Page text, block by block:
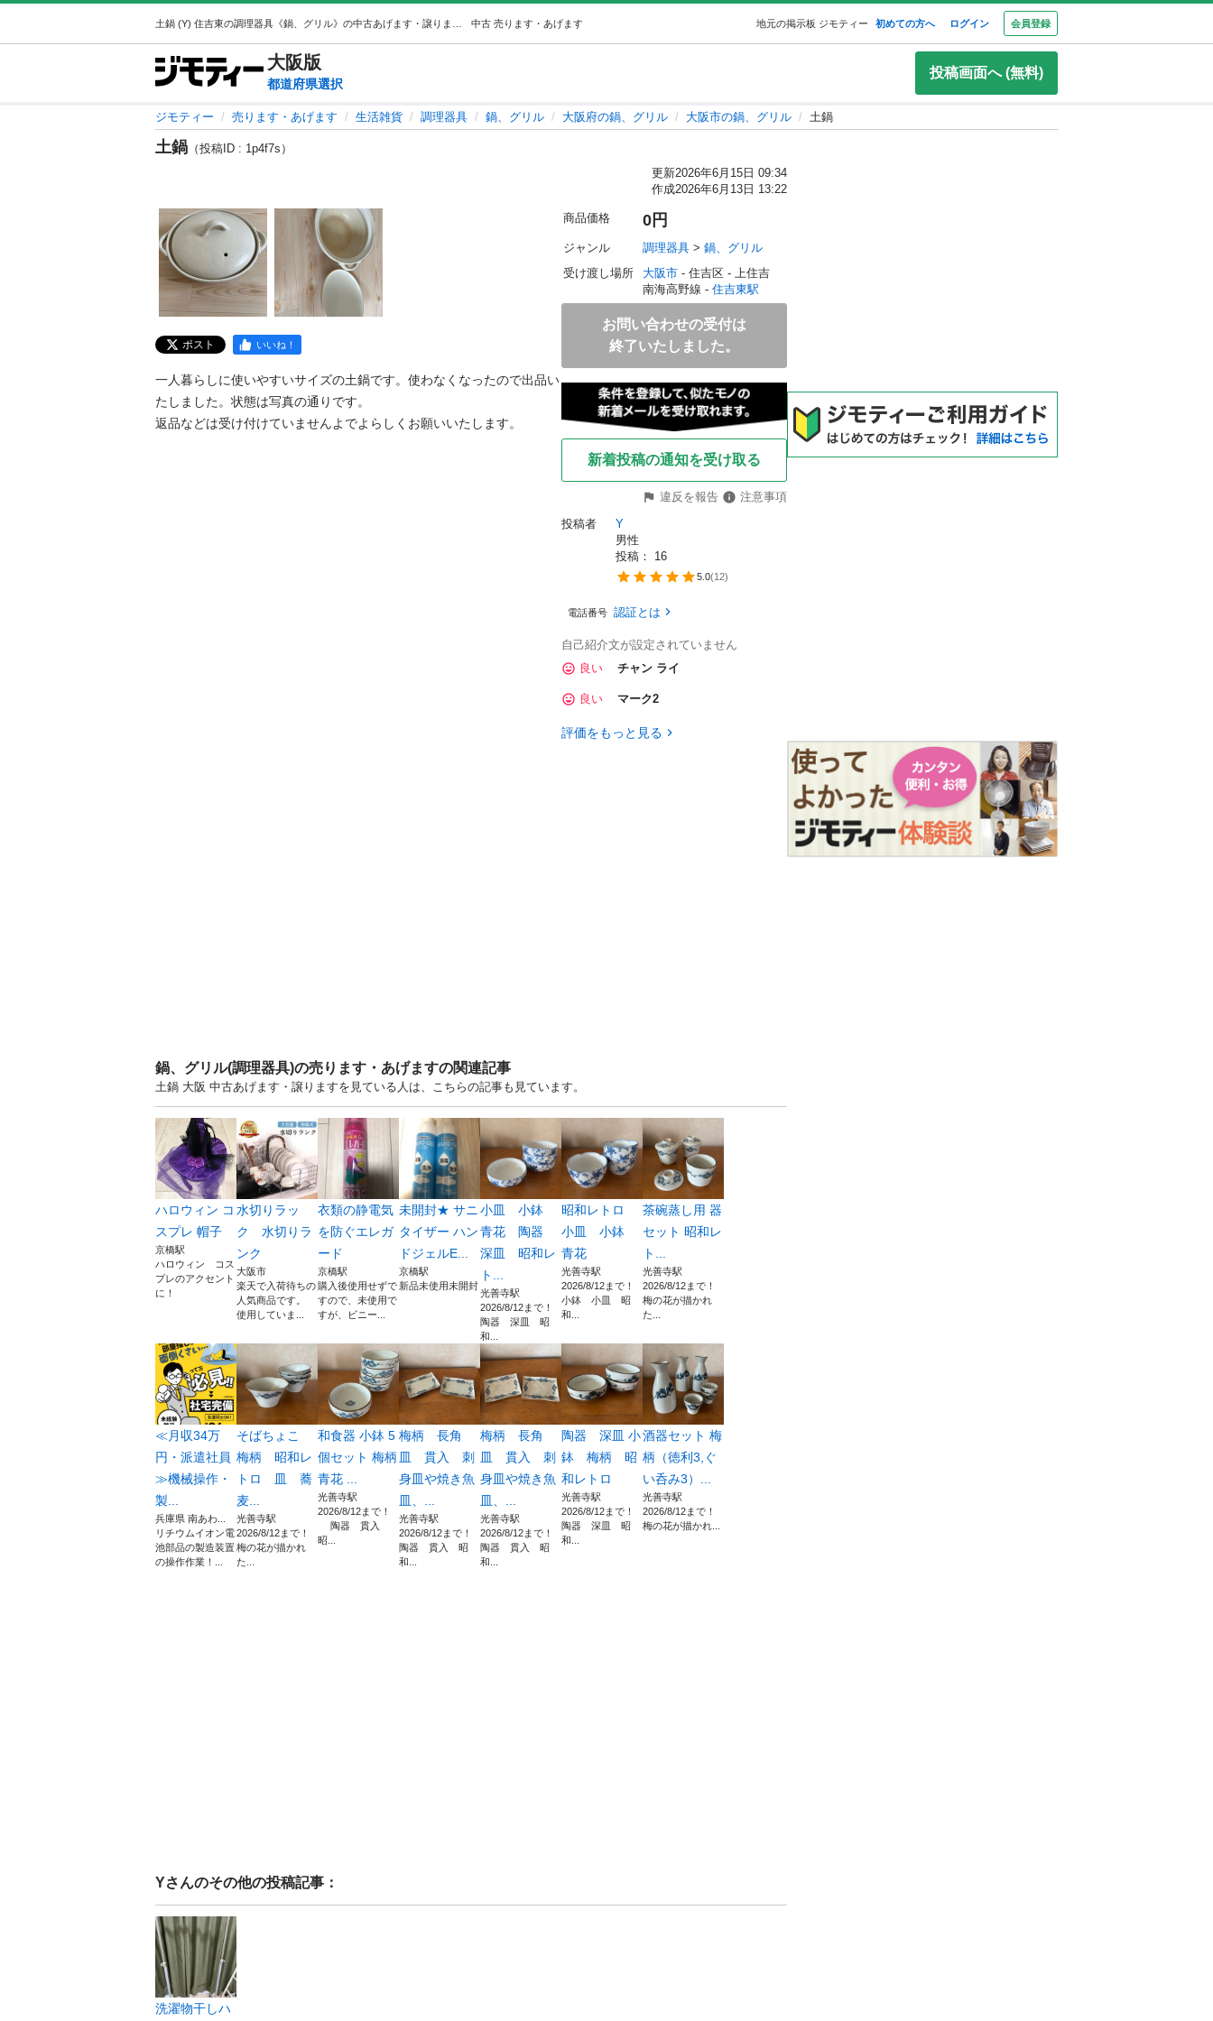
中古 売ります・あげます 地元の掲示板 ジモティー 初めての方へ ログイン 会員登録
大阪版
都道府県選択
投稿画面へ (無料)
ジモティー 売ります・あげます 生活雑貨 調理器具 鍋、グリル 大阪府の鍋、グリル 大阪市の鍋、グリル 土鍋
土鍋 （投稿ID : 1p4f7s）
更新2026年6月15日 09:34
作成2026年6月13日 13:22
ポスト いいね！
一人暮らしに使いやすいサイズの土鍋です。使わなくなったので出品い
たしました。状態は写真の通りです。
返品などは受け付けていませんよでよらしくお願いいたします。
商品価格 0円
ジャンル 調理器具 > 鍋、グリル
受け渡し場所
大阪市 - 住吉区 - 上住吉
南海高野線 - 住吉東駅
お問い合わせの受付は
終了いたしました。
新着投稿の通知を受け取る
違反を報告
注意事項
投稿者
Y
男性
投稿： 16
5.0(12)
電話番号 認証とは
自己紹介文が設定されていません
良い
チャン ライ
良い マーク2
評価をもっと見る
鍋、グリル(調理器具)の売ります・あげますの関連記事
土鍋 大阪 中古あげます・譲りますを見ている人は、こちらの記事も見ています。
ハロウィン コ
スプレ 帽子
京橋駅
ハロウィン コス
プレのアクセント
に！
水切りラッ
ク 水切りラ
ンク
大阪市
楽天で入荷待ちの
人気商品です。
使用していま...
衣類の静電気
を防ぐエレガ
ード
京橋駅
購入後使用せずで
すので、未使用で
すが、ビニー...
未開封★ サニ
タイザー ハン
ドジェルE...
京橋駅
新品未使用未開封
小皿 小鉢
青花 陶器
深皿 昭和レ
ト...
光善寺駅
2026/8/12まで！
陶器 深皿 昭
和...
昭和レトロ
小皿 小鉢
青花
光善寺駅
2026/8/12まで！
小鉢 小皿 昭
和...
茶碗蒸し用 器
セット 昭和レ
ト...
光善寺駅
2026/8/12まで！
梅の花が描かれ
た...
≪月収34万
円・派遣社員
≫機械操作・
製...
兵庫県 南あわ...
リチウムイオン電
池部品の製造装置
の操作作業！...
そばちょこ
梅柄 昭和レ
トロ 皿 蕎
麦...
光善寺駅
2026/8/12まで！
梅の花が描かれ
た...
和食器 小鉢 5
個セット 梅柄
青花 ...
光善寺駅
2026/8/12まで！
陶器 貫入
昭...
梅柄 長角
皿 貫入 刺
身皿や焼き魚
皿、...
光善寺駅
2026/8/12まで！
陶器 貫入 昭
和...
梅柄 長角
皿 貫入 刺
身皿や焼き魚
皿、...
光善寺駅
2026/8/12まで！
陶器 貫入 昭
和...
陶器 深皿 小
鉢 梅柄 昭
和レトロ
光善寺駅
2026/8/12まで！
陶器 深皿 昭
和...
酒器セット 梅
柄（徳利3,ぐ
い呑み3）...
光善寺駅
2026/8/12まで！
梅の花が描かれ...
Yさんのその他の投稿記事：
洗濯物干しハ